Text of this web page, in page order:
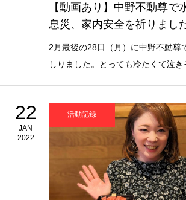
【動画あり】中野不動尊で
息災、家内安全を祈りまし
2月最後の28日（月）に中野不動尊
しりました。とっても冷たくて泣き
22
JAN
2022
活動記録